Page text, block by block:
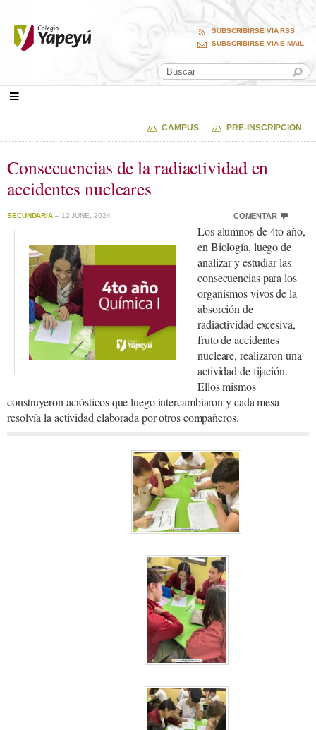
SUBSCRIBIRSE VIA RSS
SUBSCRIBIRSE VIA E-MAIL
CAMPUS PRE-INSCRIPCIÓN
Consecuencias de la radiactividad en
accidentes nucleares
SECUNDARIA – 12 JUNE, 2024 COMENTAR
Los alumnos de 4to año,
en Biología, luego de
analizar y estudiar las
consecuencias para los
organismos vivos de la
absorción de
radiactividad excesiva,
fruto de accidentes
nucleare, realizaron una
actividad de fijación.
Ellos mismos
construyeron acrósticos que luego intercambiaron y cada mesa
resolvía la actividad elaborada por otros compañeros.